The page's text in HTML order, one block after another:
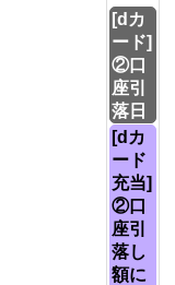
月
曜
日,
8
月
10th
2026
[dカ
ード]
②口
座引
落日
月
曜
日,
8
月
10th
2026
[dカ
ード
充当]
②口
座引
落し
額に